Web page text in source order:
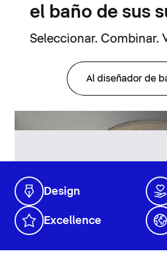
el baño de sus
Seleccionar. Combinar.
Al diseñador de
Design
Excellence